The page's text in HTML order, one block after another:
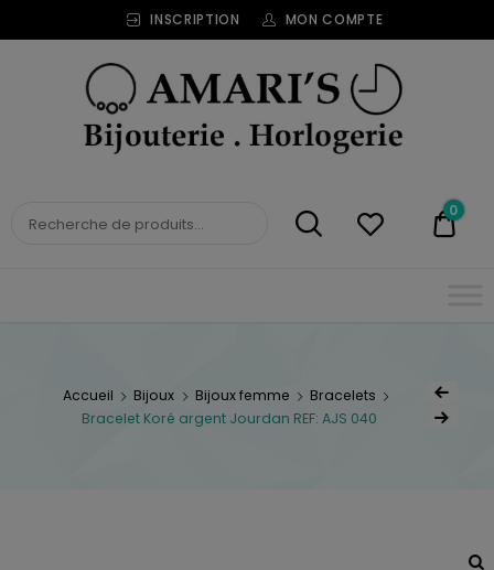
INSCRIPTION MON COMPTE
BIJOUTERIE
0
Accueil Bijoux Bijoux femme
Bracelets
Bracelet Koré argent Jourdan REF: AJS 040